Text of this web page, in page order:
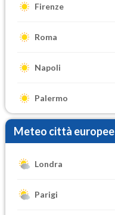
Firenze
Roma
Napoli
Palermo
Meteo città europee
Londra
Parigi